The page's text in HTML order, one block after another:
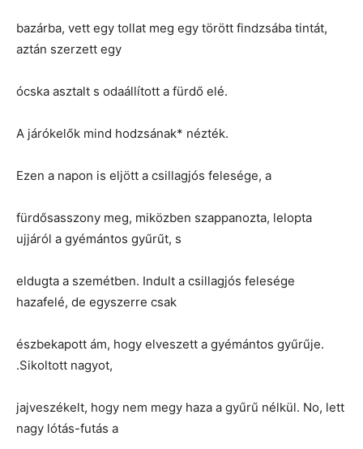
bazárba, vett egy tollat meg egy törött findzsába tintát,
aztán szerzett egy
ócska asztalt s odaállított a fürdő elé.
A járókelők mind hodzsának* nézték.
Ezen a napon is eljött a csillagjós felesége, a
fürdősasszony meg, miközben szappanozta, lelopta
ujjáról a gyémántos gyűrűt, s
eldugta a szemétben. Indult a csillagjós felesége
hazafelé, de egyszerre csak
észbekapott ám, hogy elveszett a gyémántos gyűrűje.
.Sikoltott nagyot,
jajveszékelt, hogy nem megy haza a gyűrű nélkül. No, lett
nagy lótás-futás a